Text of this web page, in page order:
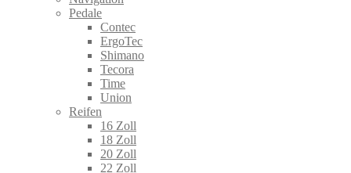
Pedale
Contec
ErgoTec
Shimano
Tecora
Time
Union
Reifen
16 Zoll
18 Zoll
20 Zoll
22 Zoll